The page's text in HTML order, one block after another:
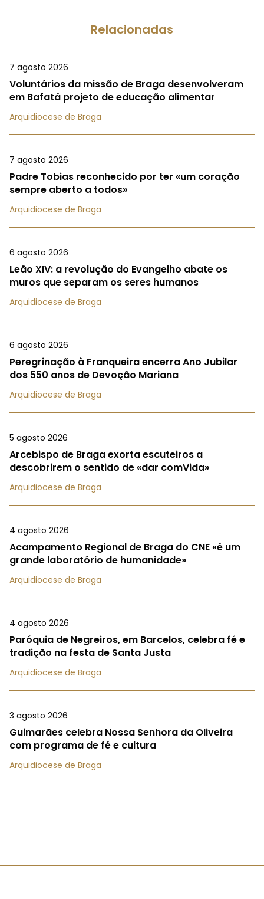
Relacionadas
7 agosto 2026
Voluntários da missão de Braga desenvolveram
em Bafatá projeto de educação alimentar
Arquidiocese de Braga
7 agosto 2026
Padre Tobias reconhecido por ter «um coração
sempre aberto a todos»
Arquidiocese de Braga
6 agosto 2026
Leão XIV: a revolução do Evangelho abate os
muros que separam os seres humanos
Arquidiocese de Braga
6 agosto 2026
Peregrinação à Franqueira encerra Ano Jubilar
dos 550 anos de Devoção Mariana
Arquidiocese de Braga
5 agosto 2026
Arcebispo de Braga exorta escuteiros a
descobrirem o sentido de «dar comVida»
Arquidiocese de Braga
4 agosto 2026
Acampamento Regional de Braga do CNE «é um
grande laboratório de humanidade»
Arquidiocese de Braga
4 agosto 2026
Paróquia de Negreiros, em Barcelos, celebra fé e
tradição na festa de Santa Justa
Arquidiocese de Braga
3 agosto 2026
Guimarães celebra Nossa Senhora da Oliveira
com programa de fé e cultura
Arquidiocese de Braga